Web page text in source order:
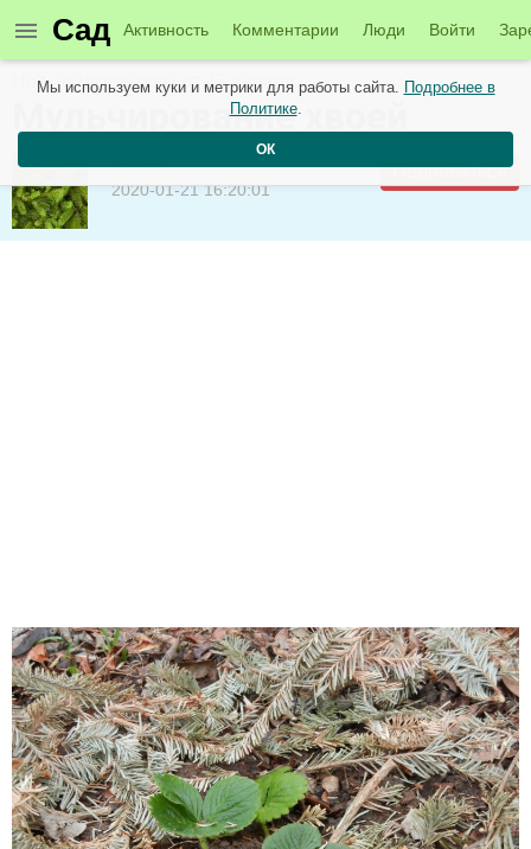
Сад Активность Комментарии Люди Войти
Новые материалы от 22 января
​Мульчирование хвоей
Юлия
2020-01-21 16:20:01
Подписаться
Мы используем куки и метрики для работы сайта. Подробнее в
Политике.
ОК